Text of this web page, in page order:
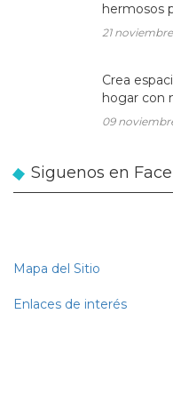
hermosos
21
Crea
hogar con
09
Siguenos en
Mapa del Sitio
Enlaces de interés